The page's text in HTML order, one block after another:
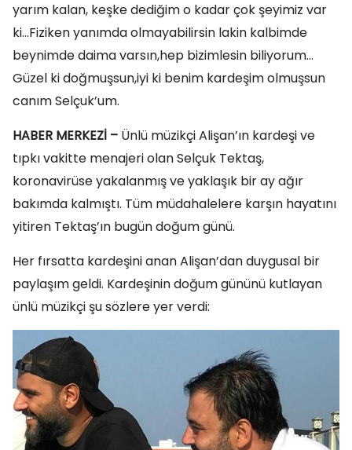
yarım kalan, keşke dediğim o kadar çok şeyimiz var
ki…Fiziken yanımda olmayabilirsin lakin kalbimde
beynimde daima varsın,hep bizimlesin biliyorum…
Güzel ki doğmuşsun,iyi ki benim kardeşim olmuşsun
canım Selçuk’um.
HABER MERKEZİ – Ünlü müzikçi Alişan’ın kardeşi ve
tıpkı vakitte menajeri olan Selçuk Tektaş,
koronavirüse yakalanmış ve yaklaşık bir ay ağır
bakımda kalmıştı. Tüm müdahalelere karşın hayatını
yitiren Tektaş’ın bugün doğum günü.
Her fırsatta kardeşini anan Alişan’dan duygusal bir
paylaşım geldi. Kardeşinin doğum gününü kutlayan
ünlü müzikçi şu sözlere yer verdi: